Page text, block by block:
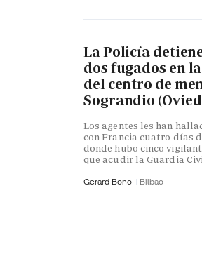
La Policía
dos fugados en
del centro de
Sograndio
Los agentes les han
con Francia cuatro días
donde hubo cinco
que acudir la Guardia
Gerard Bono Bilbao